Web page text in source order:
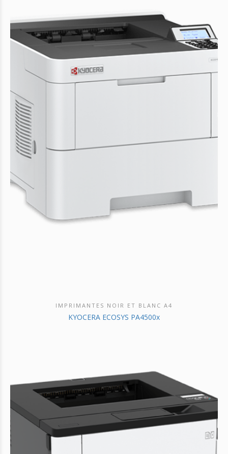
DÉCOUVRIR CE PRODUIT
IMPRIMANTES NOIR ET BLANC A4
KYOCERA ECOSYS PA4500x